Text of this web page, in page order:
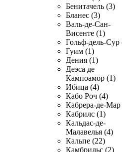
Бенитачель (3)
Бланес (3)
Валь-де-Сан-
Висенте (1)
Гольф-дель-Сур
Гуим (1)
Дения (1)
Деэса де
Кампоамор (1)
Ибица (4)
Кабо Роч (4)
Кабрера-де-Мар
Кабрилс (1)
Кальдас-де-
Малавелья (4)
Кальпе (22)
Камбрильс (2)